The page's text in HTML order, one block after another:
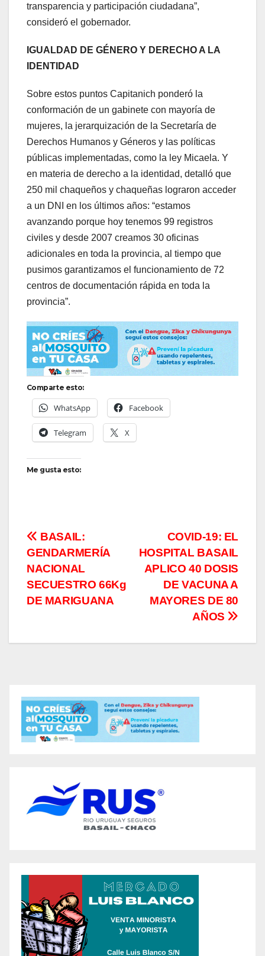
transparencia y participación ciudadana”,
consideró el gobernador.
IGUALDAD DE GÉNERO Y DERECHO A LA
IDENTIDAD
Sobre estos puntos Capitanich ponderó la
conformación de un gabinete con mayoría de
mujeres, la jerarquización de la Secretaría de
Derechos Humanos y Géneros y las políticas
públicas implementadas, como la ley Micaela. Y
en materia de derecho a la identidad, detalló que
250 mil chaqueños y chaqueñas lograron acceder
a un DNI en los últimos años: “estamos
avanzando porque hoy tenemos 99 registros
civiles y desde 2007 creamos 30 oficinas
adicionales en toda la provincia, al tiempo que
pusimos garantizamos el funcionamiento de 72
centros de documentación rápida en toda la
provincia”.
Comparte esto:
WhatsApp Facebook
Telegram X
Me gusta esto:
Navegación
de
entradas
COVID-19: EL
HOSPITAL BASAIL
APLICO 40 DOSIS
DE VACUNA A
MAYORES DE 80
AÑOS
BASAIL:
GENDARMERÍA
NACIONAL
SECUESTRO 66Kg
DE MARIGUANA